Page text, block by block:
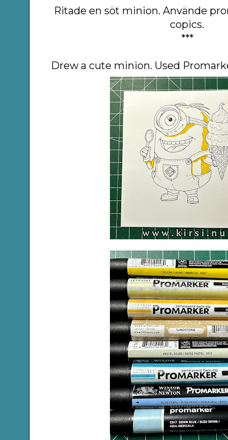
Ritade en söt minion. Använde
copics.
***
Drew a cute minion. Used